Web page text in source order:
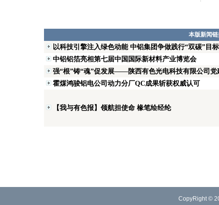
本版新闻
以科技引擎注入绿色动能 中铝集团争做践行“双碳”
中铝铝箔亮相第七届中国国际新材料产业博览会
强“根”铸“魂”促发展——陕西有色光电科技有限公司党
霍煤鸿骏铝电公司动力分厂QC成果斩获权威认可
【我与有色报】领航担使命 椽笔绘经纶
CopyRight ©